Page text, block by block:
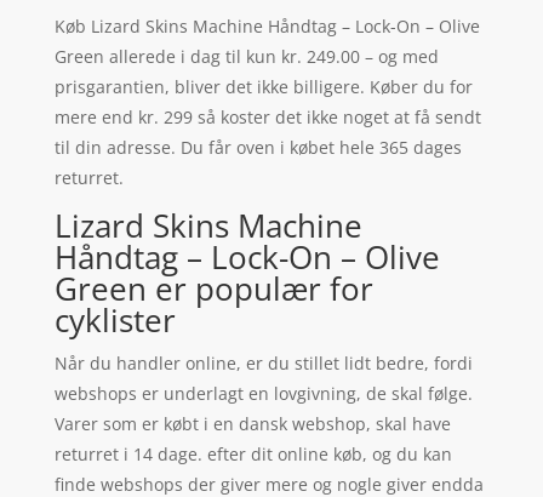
Køb Lizard Skins Machine Håndtag – Lock-On – Olive
Green allerede i dag til kun kr. 249.00 – og med
prisgarantien, bliver det ikke billigere. Køber du for
mere end kr. 299 så koster det ikke noget at få sendt
til din adresse. Du får oven i købet hele 365 dages
returret.
Lizard Skins Machine
Håndtag – Lock-On – Olive
Green er populær for
cyklister
Når du handler online, er du stillet lidt bedre, fordi
webshops er underlagt en lovgivning, de skal følge.
Varer som er købt i en dansk webshop, skal have
returret i 14 dage. efter dit online køb, og du kan
finde webshops der giver mere og nogle giver endda